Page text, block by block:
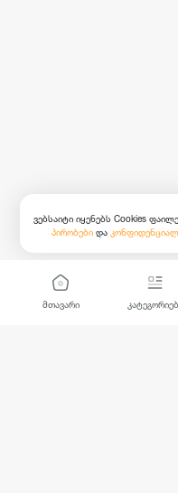
მთავარი
ვებსაიტი იყენებს Cookies
პირობები და